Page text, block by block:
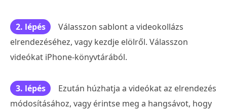
2. lépés
Válasszon sablont a videokollázs
elrendezéséhez, vagy kezdje elölről. Válasszon
videókat iPhone-könyvtárából.
3. lépés
Ezután húzhatja a videókat az elrendezés
módosításához, vagy érintse meg a hangsávot, hogy